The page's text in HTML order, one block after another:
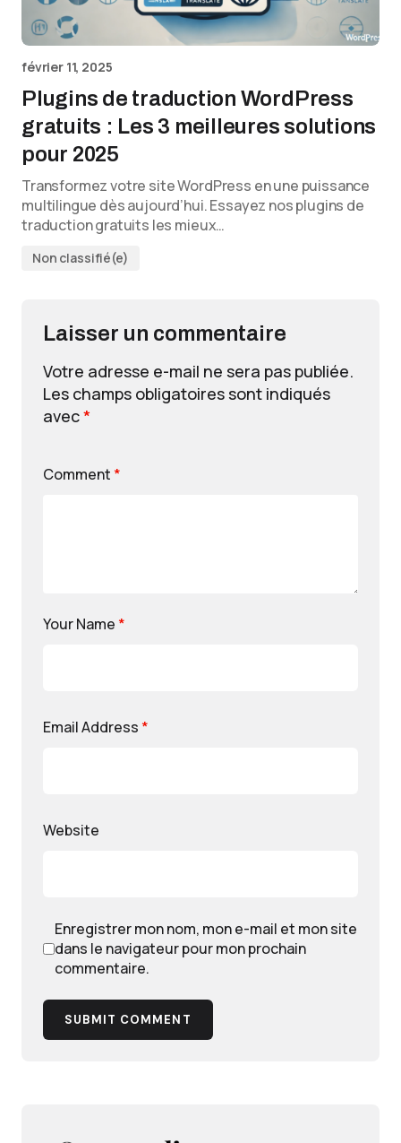
février 11, 2025
Plugins de traduction WordPress
gratuits : Les 3 meilleures solutions
pour 2025
Transformez votre site WordPress en une puissance
multilingue dès aujourd’hui. Essayez nos plugins de
traduction gratuits les mieux…
Non classifié(e)
Laisser un commentaire
Votre adresse e-mail ne sera pas publiée.
Les champs obligatoires sont indiqués
avec*
Comment *
Your Name *
Email Address *
Website
Enregistrer mon nom, mon e-mail et mon site
dans le navigateur pour mon prochain
commentaire.
SUBMIT COMMENT